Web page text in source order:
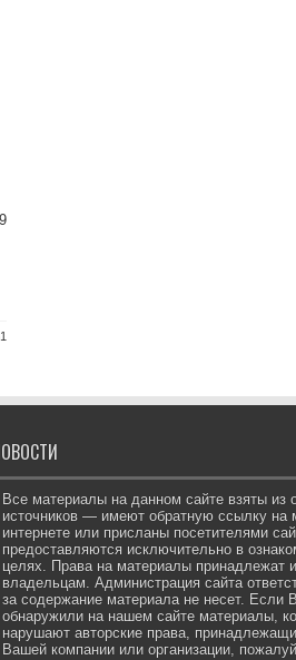
Все материалы на данном сайте взяты из
источников — имеют обратную ссылку на
интернете или присланы посетителями
предоставляются исключительно в
целях. Права на материалы принадлежат
владельцам. Администрация сайта
за содержание материала не несет. Если
обнаружили на нашем сайте материалы,
нарушают авторские права,
Вашей компании или организации,